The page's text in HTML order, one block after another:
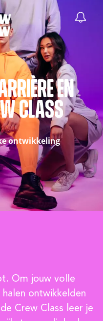
en
Class
ontwikkeling
Om jouw volle
ontwikkelden
Crew Class leer je